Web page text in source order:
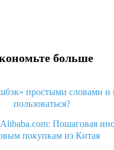
больше
простыми словами и
пользоваться?
Пошаговая
покупкам из Китая